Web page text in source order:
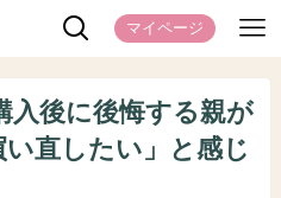
マイページ
入後に後悔する親が
直したい」と感じ